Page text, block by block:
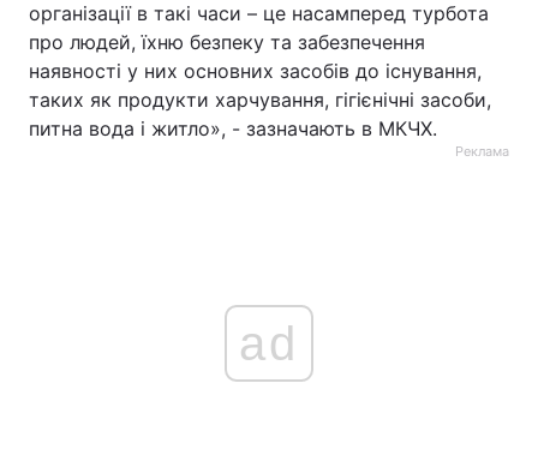
організації в такі часи – це насамперед турбота
про людей, їхню безпеку та забезпечення
наявності у них основних засобів до існування,
таких як продукти харчування, гігієнічні засоби,
питна вода і житло», - зазначають в МКЧХ.
Реклама
ad